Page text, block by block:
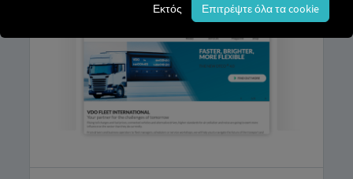
Εκτός Επιτρέψτε όλα τα cookie